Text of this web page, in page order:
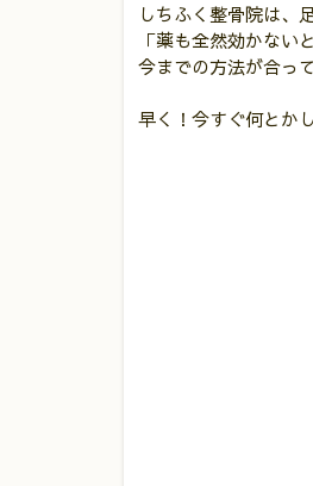
しちふく整骨院は、
「薬も全然効かない
今までの方法が合っ
早く！今すぐ何とか